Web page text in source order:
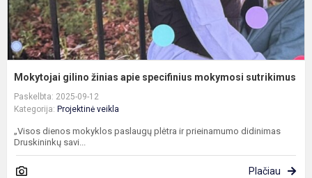
Mokytojai gilino žinias apie specifinius mokymosi sutrikimus
Paskelbta: 2025-09-12
Kategorija: Projektinė veikla
„Visos dienos mokyklos paslaugų plėtra ir prieinamumo didinimas
Druskininkų savi...
Plačiau